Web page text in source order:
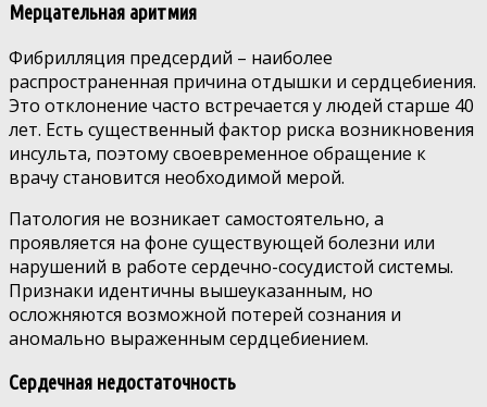
Мерцательная аритмия
Фибрилляция предсердий – наиболее
распространенная причина отдышки и сердцебиения.
Это отклонение часто встречается у людей старше 40
лет. Есть существенный фактор риска возникновения
инсульта, поэтому своевременное обращение к
врачу становится необходимой мерой.
Патология не возникает самостоятельно, а
проявляется на фоне существующей болезни или
нарушений в работе сердечно-сосудистой системы.
Признаки идентичны вышеуказанным, но
осложняются возможной потерей сознания и
аномально выраженным сердцебиением.
Сердечная недостаточность